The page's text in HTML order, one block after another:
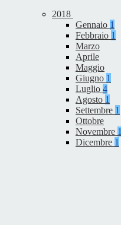
2018
Gennaio 1
Febbraio 1
Marzo
Aprile
Maggio
Giugno 1
Luglio 4
Agosto 1
Settembre 1
Ottobre
Novembre 1
Dicembre 1